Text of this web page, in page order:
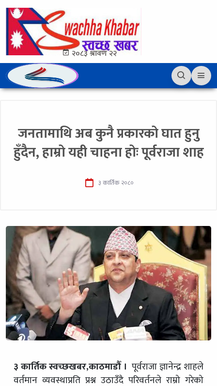
२०८३ श्रावण २२
जनतामाथि अब कुनै प्रकारको घात हुनु
हुँदैन, हाम्रो यही चाहना होः पूर्वराजा शाह
३ कार्तिक २०८०
३ कार्तिक स्वच्छखबर,काठमाडौँ । पूर्वराजा ज्ञानेन्द्र शाहले
वर्तमान व्यवस्थाप्रति प्रश्न उठाउँदै परिवर्तनले राम्रो गरेको